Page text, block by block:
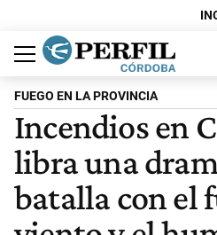
Política
Economía
Judiciales
Sociedad
Cultura
Espectáculos
Deportes
Protagonistas
FUEGO EN LA PROVINCIA
Incendios en
libra una
batalla con el